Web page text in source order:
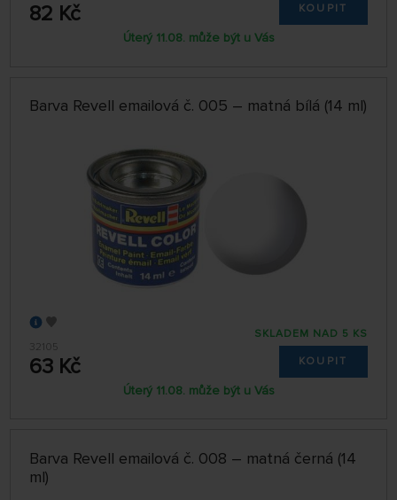
82 Kč KOUPIT
Úterý 11.08. může být u Vás
Barva Revell emailová č. 005 – matná bílá (14 ml)
32105
63 Kč
SKLADEM NAD 5 KS
KOUPIT
Úterý 11.08. může být u Vás
Barva Revell emailová č. 008 – matná černá (14
ml)